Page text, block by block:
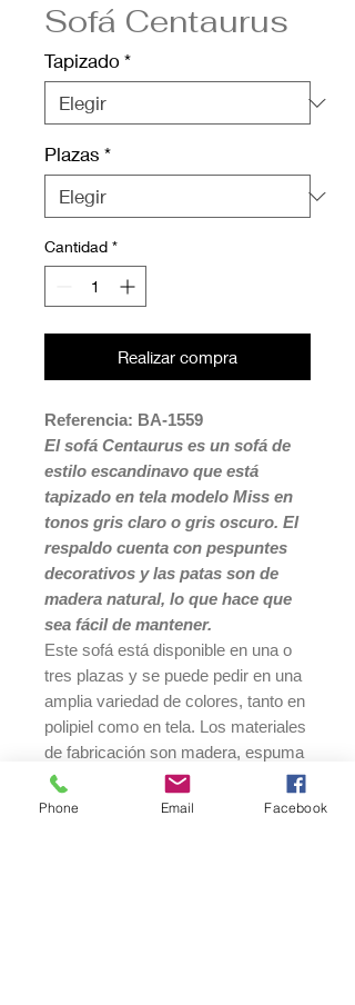
Sofá Centaurus
Tapizado*
Plazas *
Cantidad *
Realizar compra
Referencia: BA-1559
El sofá Centaurus es un sofá de
estilo escandinavo que está
tapizado en tela modelo Miss en
tonos gris claro o gris oscuro. El
respaldo cuenta con pespuntes
decorativos y las patas son de
madera natural, lo que hace que
sea fácil de mantener.
Este sofá está disponible en una o
tres plazas y se puede pedir en una
amplia variedad de colores, tanto en
polipiel como en tela. Los materiales
de fabricación son madera, espuma
y tejido.
Las dimensiones del sofá son las
Phone Email Facebook